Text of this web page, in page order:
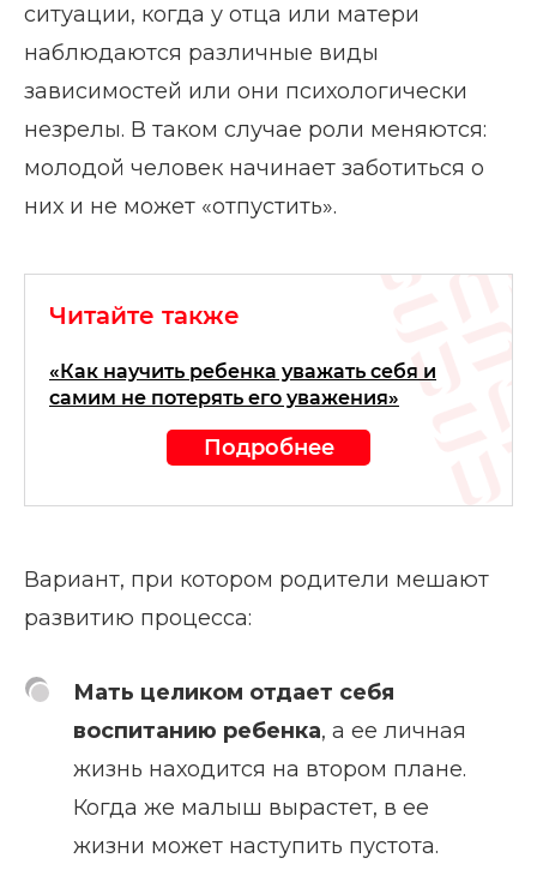
ситуации, когда у отца или матери
наблюдаются различные виды
зависимостей или они психологически
незрелы. В таком случае роли меняются:
молодой человек начинает заботиться о
них и не может «отпустить».
Читайте также
«Как научить ребенка уважать себя и
самим не потерять его уважения»
Подробнее
Вариант, при котором родители мешают
развитию процесса:
Мать целиком отдает себя
воспитанию ребенка, а ее личная
жизнь находится на втором плане.
Когда же малыш вырастет, в ее
жизни может наступить пустота.